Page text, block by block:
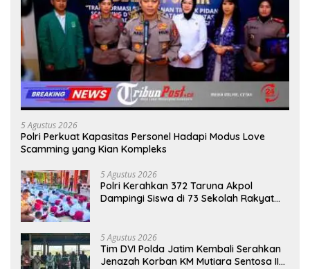
5 Agustus 2026
Polri Perkuat Kapasitas Personel Hadapi Modus Love
Scamming yang Kian Kompleks
5 Agustus 2026
Polri Kerahkan 372 Taruna Akpol
Dampingi Siswa di 73 Sekolah Rakyat
5 Agustus 2026
Tim DVI Polda Jatim Kembali Serahkan
Jenazah Korban KM Mutiara Sentosa II